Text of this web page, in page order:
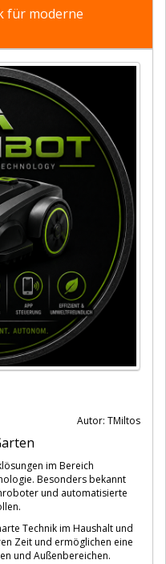
für moderne
Autor: TMiltos
im Bereich
Besonders bekannt
und automatisierte
Technik im Haushalt und
Zeit und ermöglichen eine
und Außenbereichen.